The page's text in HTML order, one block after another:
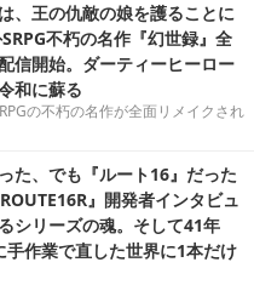
、王の仇敵の娘を護ることに
不朽の名作『幻世録』全
信開始。ダーティーヒーロー
和に蘇る
の不朽の名作が全面リメイクされ
た、でも『ルート16』だった
』開発者インタビュ
シリーズの魂。そして41年
作業で直した世界に1本だけ